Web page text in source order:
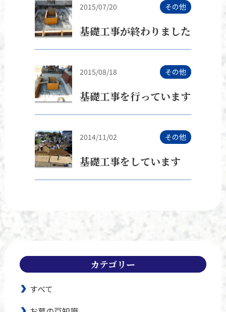
2015/07/20 その他
基礎工事が終わりました
2015/08/18 その他
基礎工事を行っています
2014/11/02 その他
基礎工事をしています
カテゴリー
すべて